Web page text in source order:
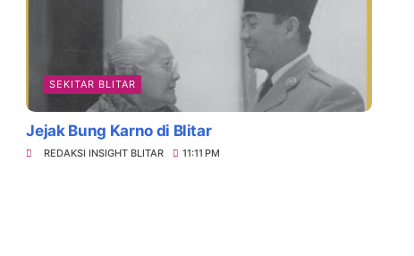
SEKITAR BLITAR
Jejak Bung Karno di Blitar
REDAKSI INSIGHT BLITAR 11:11 PM